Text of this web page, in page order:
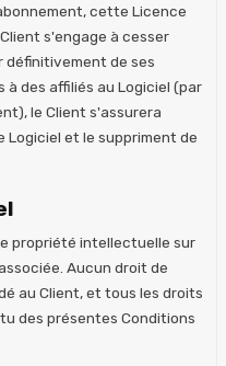
cette Licence
s'engage à cesser
définitivement de ses
à des affiliés au Logiciel (par
le Client s'assurera
et le suppriment de
propriété intellectuelle sur
Aucun droit de
au Client, et tous les droits
des présentes Conditions